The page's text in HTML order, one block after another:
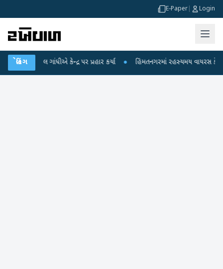
E-Paper Login
બ્રેકિંગ
ગાંધીએ કેન્દ્ર પર પ્રહાર કર્યા ● હિંમતનગરમાં રહસ્યમય વાયરસ કે ચાંદીપુરા? 6